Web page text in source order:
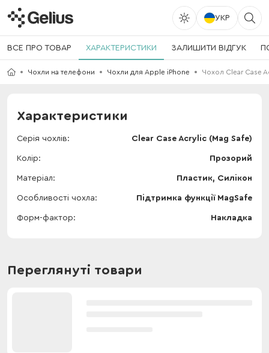
УКР
ВСЕ ПРО ТОВАР ХАРАКТЕРИСТИКИ ЗАЛИШИТИ ВІДГУК
Чохли на телефони Чохли для Apple iPhone Чохол Clear Case
Характеристики
Серія чохлів Clear Case Acrylic (Mag Safe)
Колір Прозорий
Матеріал Пластик, Силікон
Особливості чохла Підтримка функції MagSafe
Форм-фактор Накладка
Переглянуті товари